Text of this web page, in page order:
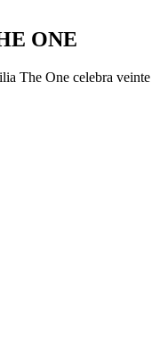
ONE
The One celebra veinte